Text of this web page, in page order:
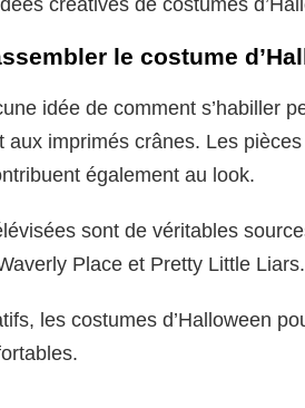
créatives de costumes
le costume
idée de comment s’habiller
aux imprimés crânes. Les
également au look.
sont de véritables
Place et Pretty Little Liars.
les costumes d’Halloween